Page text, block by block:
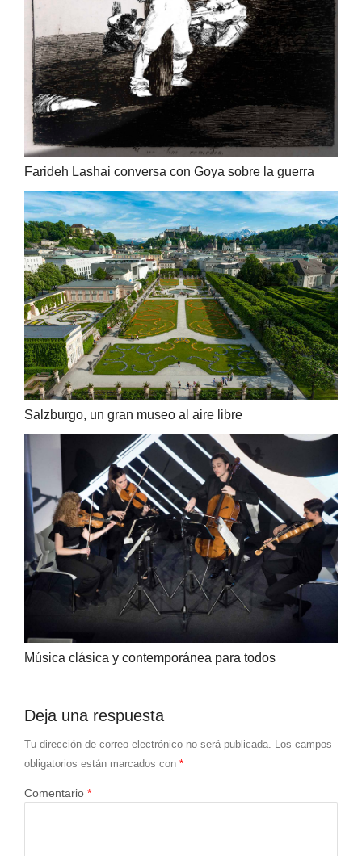
Farideh Lashai conversa con Goya sobre la guerra
Salzburgo, un gran museo al aire libre
Música clásica y contemporánea para todos
Deja una respuesta
Tu dirección de correo electrónico no será publicada. Los campos
obligatorios están marcados con *
Comentario *